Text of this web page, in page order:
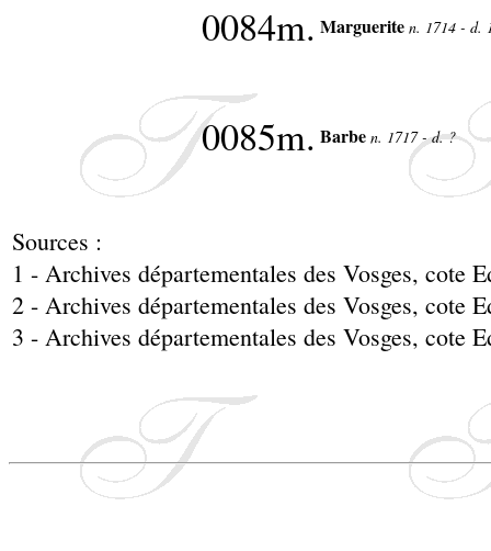
0084m. Marguerite n. 1714 - d.
0085m. Barbe n. 1717 - d. ?
Sources :
1 - Archives départementales des Vosges, cote
2 - Archives départementales des Vosges, cote
3 - Archives départementales des Vosges, cote